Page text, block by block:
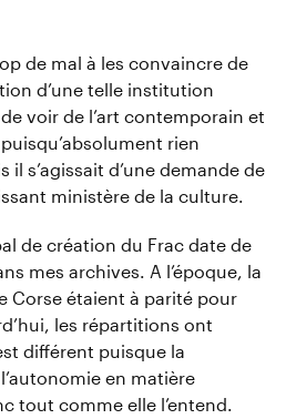
de mal à les convaincre de
d’une telle institution
voir de l’art contemporain et
rien
il s’agissait d’une demande de
ministère de la culture.
de création du Frac date de
mes archives. A l’époque, la
Corse étaient à parité pour
les répartitions ont
différent puisque la
en matière
tout comme elle l’entend.